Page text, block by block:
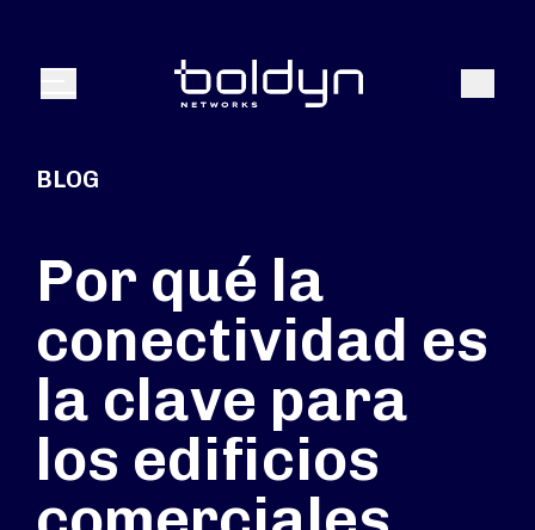
Menú Buscar
BLOG
Por qué la
conectividad es
la clave para
los edificios